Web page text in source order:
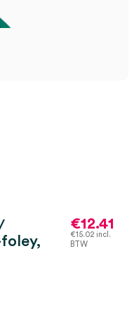
€12.41
€15.02incl.
BTW